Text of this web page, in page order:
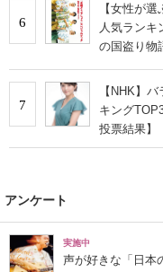
6
【女性が
人気ラン
の国盗り物
7
【NHK】
キング
投票結果】
アンケート
実施中
声が好きな「日本